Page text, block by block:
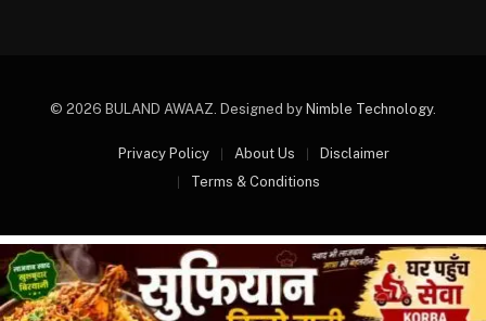
© 2026 BULAND AWAAZ. Designed by Nimble Technology.
Privacy Policy About Us
Disclaimer
Terms & Conditions